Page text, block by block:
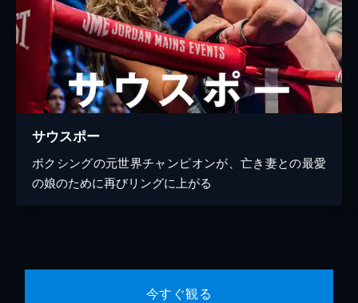
サウスポー
ボクシングの元世界チャンピオンが、亡き妻との最愛
の娘のために再びリングに上がる
今すぐ観る